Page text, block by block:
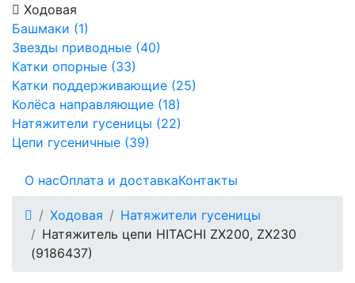
Ходовая
Башмаки (1)
Звезды приводные (40)
Катки опорные (33)
Катки поддерживающие (25)
Колёса направляющие (18)
Натяжители гусеницы (22)
Цепи гусеничные (39)
О насОплата и доставкаКонтакты
Ходовая
Натяжители гусеницы
Натяжитель цепи HITACHI ZX200, ZX230
(9186437)